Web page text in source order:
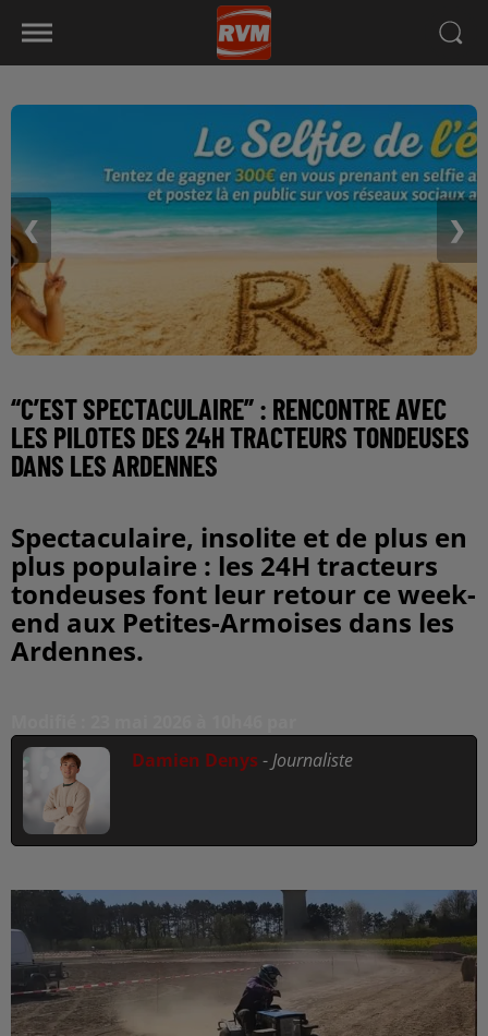
❮ ❯
“C’EST SPECTACULAIRE” : RENCONTRE AVEC
LES PILOTES DES 24H TRACTEURS TONDEUSES
DANS LES ARDENNES
Spectaculaire, insolite et de plus en
plus populaire : les 24H tracteurs
tondeuses font leur retour ce week-
end aux Petites-Armoises dans les
Ardennes.
Damien Denys -Journaliste